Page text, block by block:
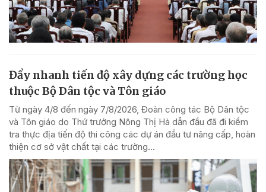
Đẩy nhanh tiến độ xây dựng các trường học
thuộc Bộ Dân tộc và Tôn giáo
Từ ngày 4/8 đến ngày 7/8/2026, Đoàn công tác Bộ Dân tộc
và Tôn giáo do Thứ trưởng Nông Thị Hà dẫn đầu đã đi kiểm
tra thực địa tiến độ thi công các dự án đầu tư nâng cấp, hoàn
thiện cơ sở vật chất tại các trường...